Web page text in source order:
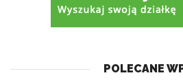
POLECANE